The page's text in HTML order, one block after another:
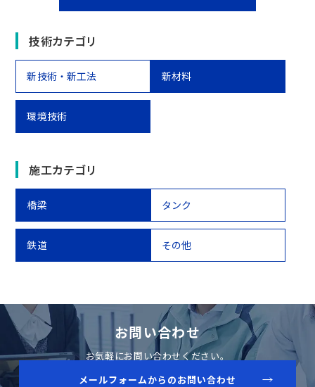
技術カテゴリ
新技術・新工法 新材料
環境技術
施工カテゴリ
橋梁 タンク
鉄道 その他
お問い合わせ
お気軽にお問い合わせください。
メールフォームからのお問い合わせ